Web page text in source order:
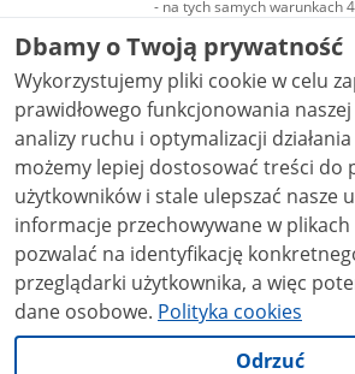
- na tych samych warunkach
Materiały audiowizualne, w
audio i wideo, są
Creative Commons: uznanie
niekomercyjne - bez utworów
NC-ND 4.0), o ile nie jest to
Dbamy o Twoją prywatność
Wykorzystujemy pliki cookie w celu
prawidłowego funkcjonowania
analizy ruchu i optymalizacji działania strony.
możemy lepiej dostosować treści do
użytkowników i stale ulepszać nasze usługi.
informacje przechowywane w
pozwalać na identyfikację
przeglądarki użytkownika, a więc
dane osobowe. Polityka cookies
Odrzuć